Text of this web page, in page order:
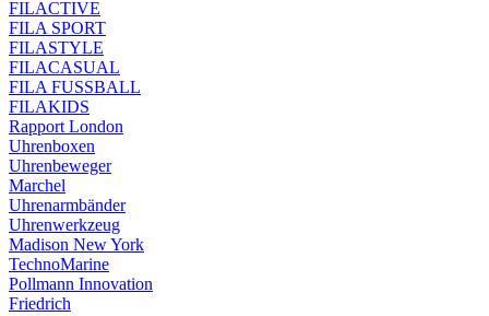
FILACTIVE
FILA SPORT
FILASTYLE
FILACASUAL
FILA FUSSBALL
FILAKIDS
Rapport London
Uhrenboxen
Uhrenbeweger
Marchel
Uhrenarmbänder
Uhrenwerkzeug
Madison New York
TechnoMarine
Pollmann Innovation
Friedrich